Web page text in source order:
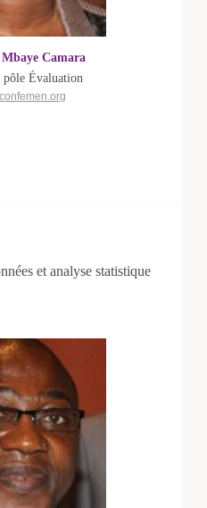
Camara
pôle Évaluation
et analyse statistique